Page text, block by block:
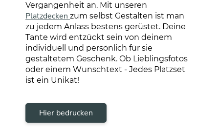
Vergangenheit an. Mit unseren
Platzdecken zum selbst Gestalten ist man
zu jedem Anlass bestens gerüstet. Deine
Tante wird entzückt sein von deinem
individuell und persönlich für sie
gestaltetem Geschenk. Ob Lieblingsfotos
oder einem Wunschtext - Jedes Platzset
ist ein Unikat!
Hier bedrucken